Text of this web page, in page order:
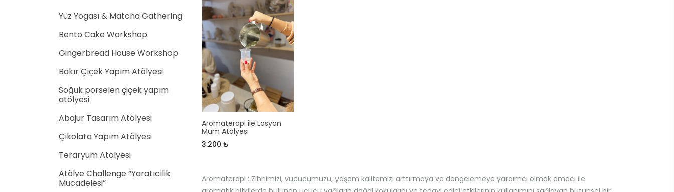
Yüz Yogası & Matcha Gathering
Bento Cake Workshop
Gingerbread House Workshop
Bakır Çiçek Yapım Atölyesi
Soğuk porselen çiçek yapım
atölyesi
Abajur Tasarım Atölyesi
Çikolata Yapım Atölyesi
Teraryum Atölyesi
Atölye Challenge “Yaratıcılık
Mücadelesi”
Aromaterapi ile Losyon
Mum Atölyesi
3.200 ₺
Aromaterapi : Zihnimizi, vücudumuzu, yaşam kalitemizi arttırmaya ve dengelemeye yardımcı olmak amacı ile